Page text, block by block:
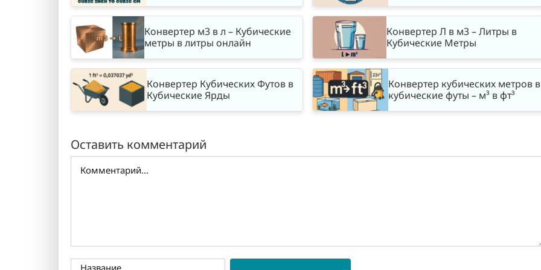
Конвертер м3 в л – Кубические
метры в литры онлайн
Конвертер Л в м3 – Литры в
Кубические Метры
Конвертер Кубических Футов в
Кубические Ярды
Конвертер кубических метров в
кубические футы – м³ в фт³
Оставить комментарий